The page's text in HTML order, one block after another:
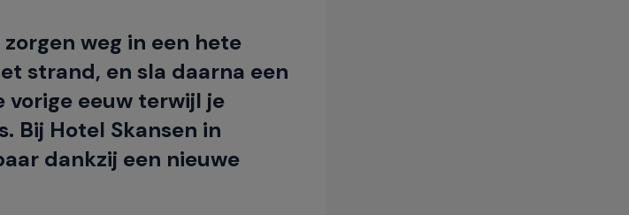
weg in een hete
strand, en sla daarna een
eeuw terwijl je
Bij Hotel Skansen in
dankzij een nieuwe